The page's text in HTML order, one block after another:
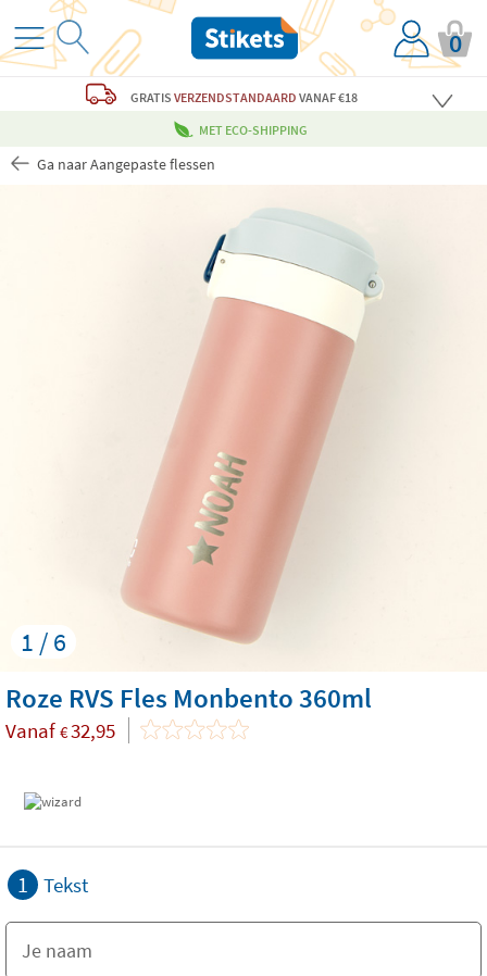
0
GRATIS VERZENDSTANDAARD VANAF €18
MET ECO-SHIPPING
Ga naar Aangepaste flessen
1 / 6
Roze RVS Fles Monbento 360ml
Vanaf €32,95
1 Tekst